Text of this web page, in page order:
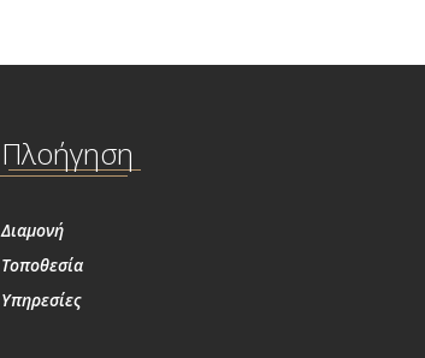
Πλοήγηση
Διαμονή
Τοποθεσία
Υπηρεσίες